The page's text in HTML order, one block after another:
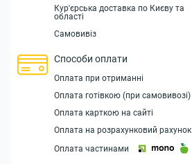
Кур'єрська доставка по Києву та
області
Самовивіз
Способи оплати
Оплата при отриманні
Оплата готівкою (при самовивозі)
Оплата карткою на сайті
Оплата на розрахунковий рахунок
Оплата частинами